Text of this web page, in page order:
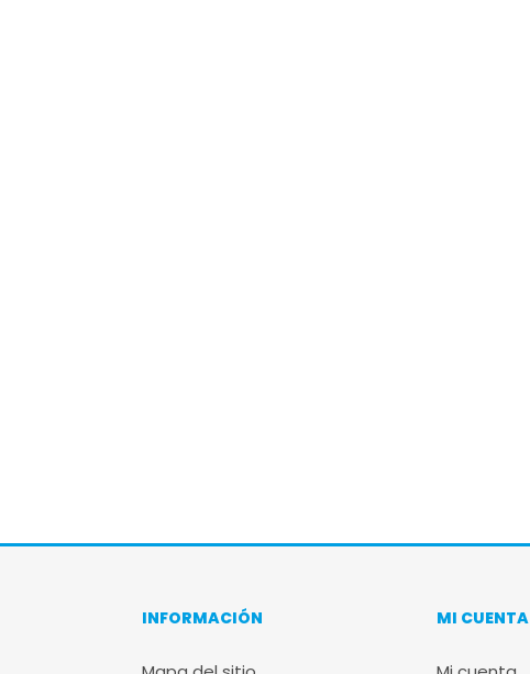
INFORMACIÓN MI CUENTA